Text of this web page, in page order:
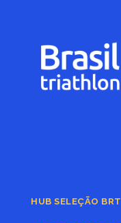
HUB SELEÇÃO BRT